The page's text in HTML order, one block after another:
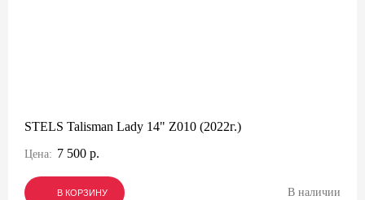
STELS Talisman Lady 14" Z010 (2022г.)
Цена: 7 500 р.
В КОРЗИНУ
В КОРЗИНУ
В КОРЗИНУ В наличии